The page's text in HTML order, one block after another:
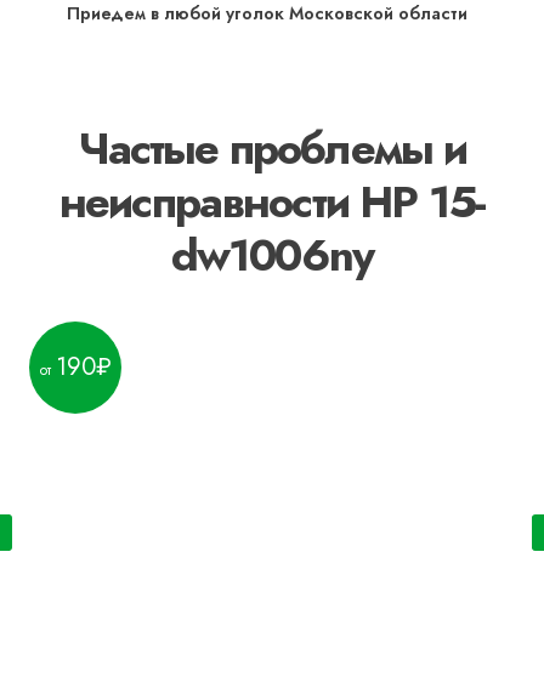
Приедем в любой уголок Московской области
Частые проблемы и
неисправности HP 15-
dw1006ny
200